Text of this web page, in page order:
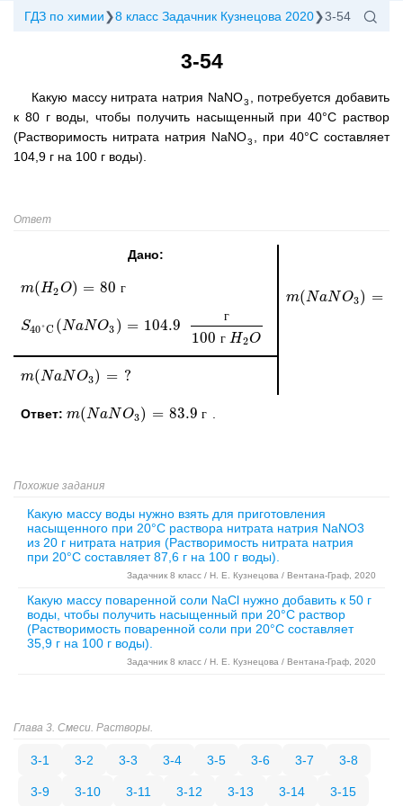
ГДЗ по химии 8 класс Задачник Кузнецова 2020 3-54
3-54
Какую массу нитрата натрия NaNO3
, потребуется добавить
к 80 г воды, чтобы получить насыщенный при 40°C раствор
(Растворимость нитрата натрия NaNO3
, при 40°C составляет
104,9 г на 100 г воды).
Ответ
Ответ: m(NaNO3) = 83.9 г
m(NaNO3)=83.9г
Дано:
m(H2O) = 80 г
m(H2O)=80г
S40°C (NaNO3 ) = 104.9
г
100 г H2O
S40°C(NaNO3)= 104.9 г100г H2O
m(NaNO3) =
m(NaNO3)=m H2
m(NaNO3) = ?
m(NaNO3)=?
Похожие задания
Какую массу воды нужно взять для приготовления
насыщенного при 20°C раствора нитрата натрия NaNO3
из 20 г нитрата натрия (Растворимость нитрата натрия
при 20°C составляет 87,6 г на 100 г воды).
Задачник 8 класс / Н. Е. Кузнецова / Вентана-Граф, 2020
Какую массу поваренной соли NaCl нужно добавить к 50 г
воды, чтобы получить насыщенный при 20°C раствор
(Растворимость поваренной соли при 20°C составляет
35,9 г на 100 г воды).
Задачник 8 класс / Н. Е. Кузнецова / Вентана-Граф, 2020
Глава 3. Смеси. Растворы.
3-1 3-2 3-3 3-4 3-5 3-6 3-7 3-8
3-9 3-10 3-11 3-12 3-13 3-14 3-15